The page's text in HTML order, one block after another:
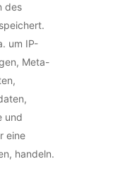
des
um IP-
Meta-
und
eine
handeln.